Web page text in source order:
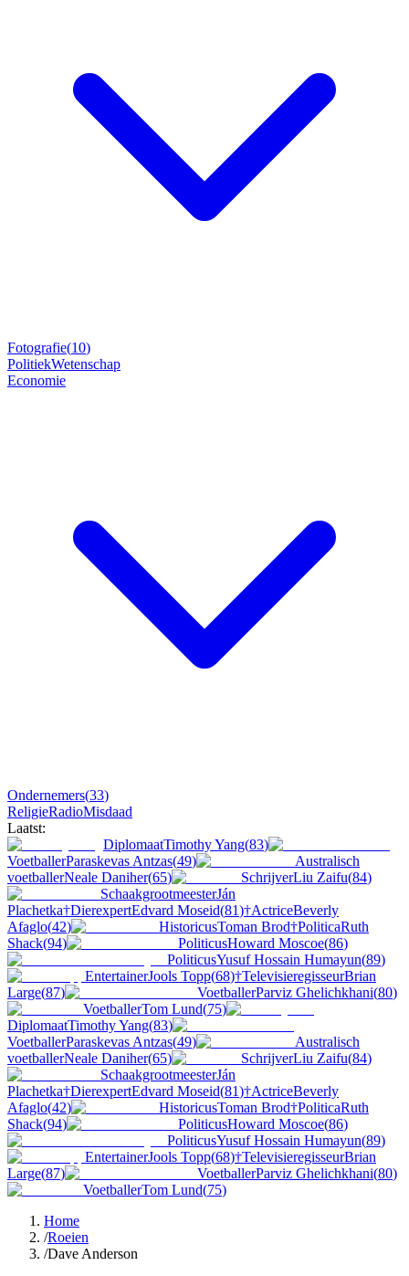
Fotografie(10)
PolitiekWetenschap
Economie
Ondernemers(33)
ReligieRadioMisdaad
Laatst:
DiplomaatTimothy Yang(83)
VoetballerParaskevas Antzas(49)
Australisch
voetballerNeale Daniher(65) SchrijverLiu Zaifu(84)
SchaakgrootmeesterJán
Plachetka†DierexpertEdvard Moseid(81)†ActriceBeverly
Afaglo(42) HistoricusToman Brod†PoliticaRuth
Shack(94) PoliticusHoward Moscoe(86)
PoliticusYusuf Hossain Humayun(89)
EntertainerJools Topp(68)†TelevisieregisseurBrian
Large(87) VoetballerParviz Ghelichkhani(80)
VoetballerTom Lund(75)
DiplomaatTimothy Yang(83)
VoetballerParaskevas Antzas(49)
Australisch
voetballerNeale Daniher(65) SchrijverLiu Zaifu(84)
SchaakgrootmeesterJán
Plachetka†DierexpertEdvard Moseid(81)†ActriceBeverly
Afaglo(42) HistoricusToman Brod†PoliticaRuth
Shack(94) PoliticusHoward Moscoe(86)
PoliticusYusuf Hossain Humayun(89)
EntertainerJools Topp(68)†TelevisieregisseurBrian
Large(87) VoetballerParviz Ghelichkhani(80)
VoetballerTom Lund(75)
Home
/Roeien
/Dave Anderson